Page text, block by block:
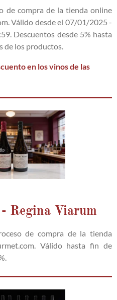
de compra de la tienda online
Válido desde el 07/01/2025 -
Descuentos desde 5% hasta
de los productos.
en los vinos de las
Regina Viarum
de compra de la tienda
Válido hasta fin de